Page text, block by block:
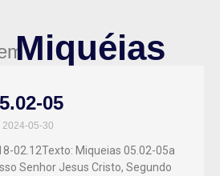
Miquéias
05
2024-05-30
02.12Texto: Miqueias 05.02-05a
Senhor Jesus Cristo, Segundo